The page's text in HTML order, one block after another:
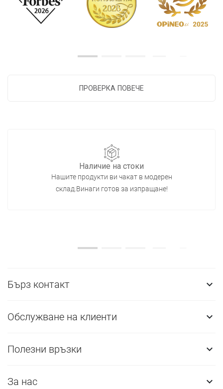
ПРОВЕРКА ПОВЕЧЕ
Наличие на стоки
Нашите продукти ви чакат в модерен
склад.Винаги готов за изпращане!
Бърз контакт 
Обслужване на клиенти 
Полезни връзки 
За нас 